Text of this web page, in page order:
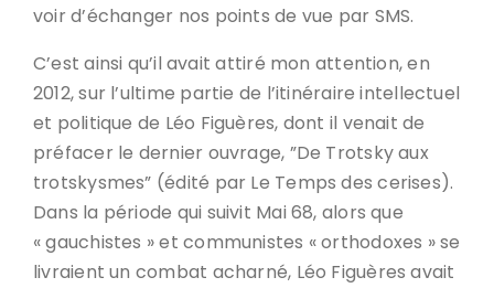
voir d’échanger nos points de vue par SMS.
C’est ainsi qu’il avait attiré mon attention, en
2012, sur l’ultime partie de l’itinéraire intellectuel
et politique de Léo Figuères, dont il venait de
préfacer le dernier ouvrage, ”De Trotsky aux
trotskysmes” (édité par Le Temps des cerises).
Dans la période qui suivit Mai 68, alors que
« gauchistes » et communistes « orthodoxes » se
livraient un combat acharné, Léo Figuères avait